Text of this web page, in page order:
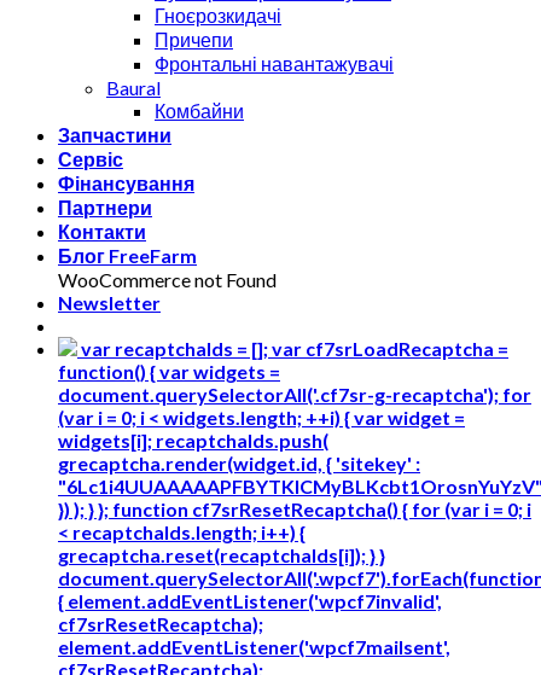
Гноєрозкидачі
Причепи
Фронтальні навантажувачі
Baural
Комбайни
Запчастини
Сервіс
Фінансування
Партнери
Контакти
Блог FreeFarm
WooCommerce not Found
Newsletter
var recaptchaIds = []; var cf7srLoadRecaptcha =
function() { var widgets =
document.querySelectorAll('.cf7sr-g-recaptcha'); for
(var i = 0; i < widgets.length; ++i) { var widget =
widgets[i]; recaptchaIds.push(
grecaptcha.render(widget.id, { 'sitekey' :
}) ); } }; function cf7srResetRecaptcha() { for (var i = 0; i
< recaptchaIds.length; i++) {
grecaptcha.reset(recaptchaIds[i]); } }
{ element.addEventListener('wpcf7invalid',
cf7srResetRecaptcha);
element.addEventListener('wpcf7mailsent',
cf7srResetRecaptcha);